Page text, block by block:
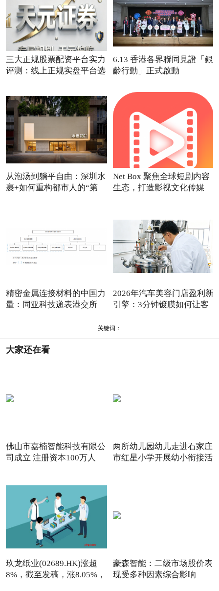
三大正规股票配资平台实力
评测：线上正规实盘平台选
6.13 香港各界聯同見證「銀
齡行動」正式啟動
从泡汤到躺平自由：深圳水
裹+如何重构都市人的“第
Net Box 聚焦全球短剧内容
生态，打造影视文化传媒
精密金属连接材料的中国力
量：同亚科技递表港交所
2026年汽车美容门店盈利新
引擎：3分钟镀膜如何让客
关键词：
大家还在看
佛山市嘉楠智能科技有限公
司成立 注册资本100万人
两所幼儿园幼儿走进石家庄
市红星小学开展幼小衔接活
玖龙纸业(02689.HK)涨超
8%，截至发稿，涨8.05%，
豪森智能：二级市场股价表
现受多种因素综合影响